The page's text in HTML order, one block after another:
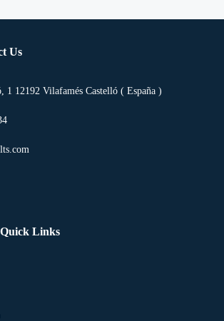
Us
1 12192 Vilafamés Castelló ( España )
Links